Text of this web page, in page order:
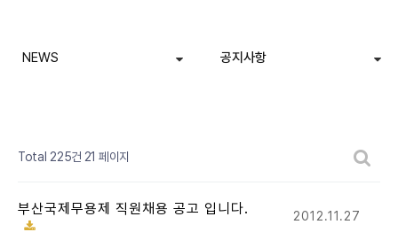
NEWS 공지사항
Total 225건 21 페이지
부산국제무용제 직원채용 공고 입니다. 2012.11.27